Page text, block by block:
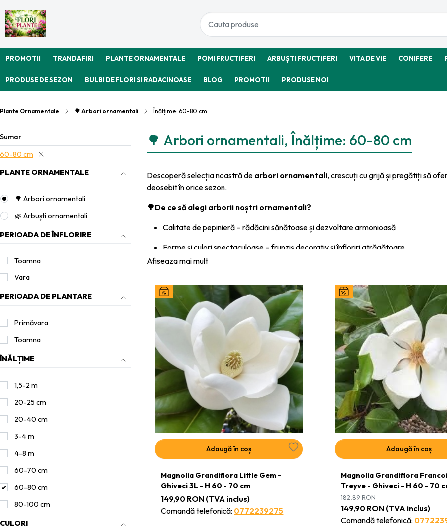
PROMOTII TRANDAFIRI PLANTE ORNAMENTALE POMI FRUCTIFERI ARBUȘTI FRUCTIFERI VITA DE VIE CONIFERE
PRODUSE DE SEZON BULBI DE FLORI SI RADACINOASE BLOG PROMOTII PRODUSE NOI
Plante Ornamentale 🌳 Arbori ornamentali Înălțime: 60-80 cm
Sumar
60-80 cm
PLANTE ORNAMENTALE
🌳 Arbori ornamentali
🌿 Arbuști ornamentali
PERIOADA DE ÎNFLORIRE
Toamna
Vara
PERIOADA DE PLANTARE
Primăvara
Toamna
ÎNĂLȚIME
1,5-2 m
20-25 cm
20-40 cm
3-4 m
4-8 m
60-70 cm
60-80 cm
80-100 cm
CULORI
🌳 Arbori ornamentali, Înălțime: 60-80 cm
Descoperă selecția noastră de arbori ornamentali, crescuți cu grijă și pregătiți să
deosebit în orice sezon.
🌳De ce să alegi arborii noștri ornamentali?
Calitate de pepinieră – rădăcini sănătoase și dezvoltare armonioasă
Forme și culori spectaculoase – frunziș decorativ și înfloriri atrăgătoare
Adaptare excelentă la clima din România
Rezistență și longevitate ridicată
Ideali pentru grădini, curți, alei și spații verzi
Afiseaza mai mult
Adaugă în coș
Magnolia Grandiflora Little Gem -
Ghiveci 3L - H 60 - 70 cm
149,90 RON (TVA inclus)
Comandă telefonică: 0772239275
Adaugă în coș
Magnolia Grandiflora
Treyve - Ghiveci - H 60 - 70
149,90 RON(TVA inclus)
Comandă telefonică:
182,89RON